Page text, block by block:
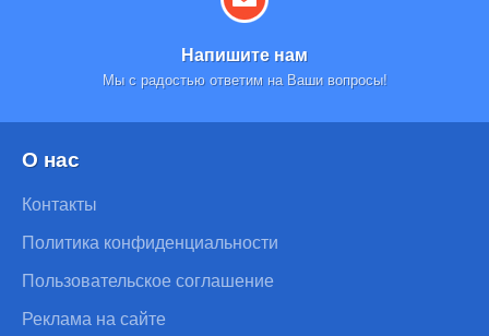
Напишите нам
Мы с радостью ответим на Ваши вопросы!
О нас
Контакты
Политика конфиденциальности
Пользовательское соглашение
Реклама на сайте